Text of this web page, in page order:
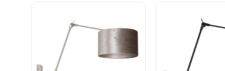
correo electrónico a
info@lamparas-en-linea.es